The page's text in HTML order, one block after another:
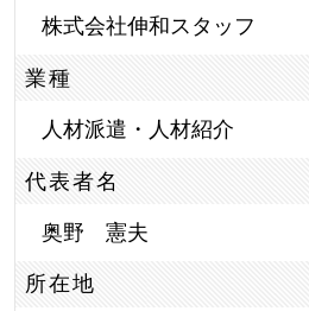
株式会社伸和スタッフ
業種
人材派遣・人材紹介
代表者名
奥野 憲夫
所在地